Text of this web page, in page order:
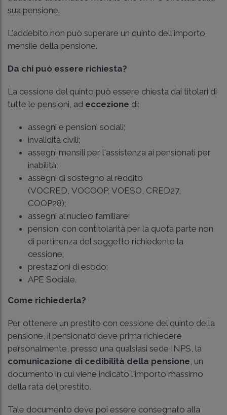
sua pensione.
L'addebito non può superare un quinto dell'importo
mensile della pensione.
Da chi può essere richiesta?
La cessione del quinto può essere chiesta dai titolari di
tutte le pensioni, ad eccezione di:
assegni e pensioni sociali;
invalidità civili;
assegni mensili per l'assistenza ai pensionati per
inabilità;
assegni di sostegno al reddito
(VOCRED, VOCOOP, VOESO, CRED27,
COOP28);
assegni al nucleo familiare;
pensioni con contitolarità per la quota parte non
di pertinenza del soggetto richiedente la
cessione;
prestazioni di esodo;
APE Sociale.
Come richiederla?
Per ottenere un prestito con cessione del quinto della
pensione, il pensionato deve prima richiedere
personalmente, presso una qualsiasi sede INPS, la
comunicazione di cedibilità della pensione , un
documento in cui viene indicato l'importo massimo
della rata del prestito.
Tale documento deve poi essere consegnato alla